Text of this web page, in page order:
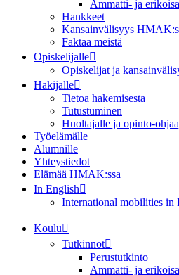
Ammatti- ja
Hankkeet
Kansainvälisyys
Faktaa meistä
Opiskelijalle
Opiskelijat ja
Hakijalle
Tietoa hakemisesta
Tutustuminen
Huoltajalle ja opinto-
Työelämälle
Alumnille
Yhteystiedot
Elämää HMAK:ssa
In English
International mobilities
Koulu
Tutkinnot
Perustutkinto
Ammatti- ja